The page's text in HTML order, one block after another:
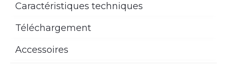
Caractéristiques techniques
Téléchargement
Accessoires